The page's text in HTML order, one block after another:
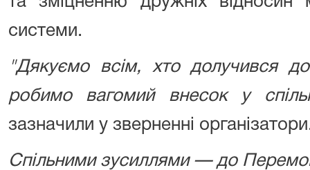
системи.
"Дякуємо всім, хто долучився
робимо вагомий внесок у
зазначили у зверненні
Спільними зусиллями — до